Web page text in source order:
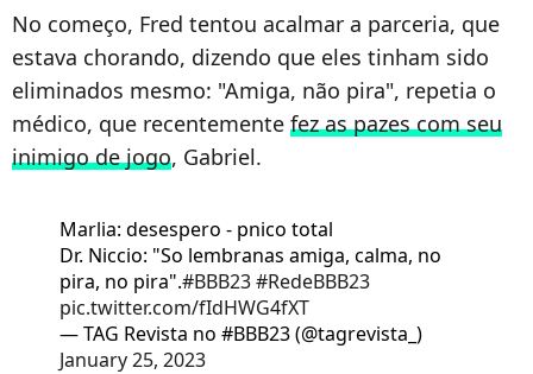
No começo, Fred tentou acalmar a parceria, que
estava chorando, dizendo que eles tinham sido
eliminados mesmo: "Amiga, não pira", repetia o
médico, que recentemente fez as pazes com seu
inimigo de jogo, Gabriel.
Marlia: desespero - pnico total
Dr. Niccio: "So lembranas amiga, calma, no
pira, no pira".#BBB23#RedeBBB23
pic.twitter.com/fIdHWG4fXT
— TAG Revista no #BBB23 (@tagrevista_)
January 25, 2023